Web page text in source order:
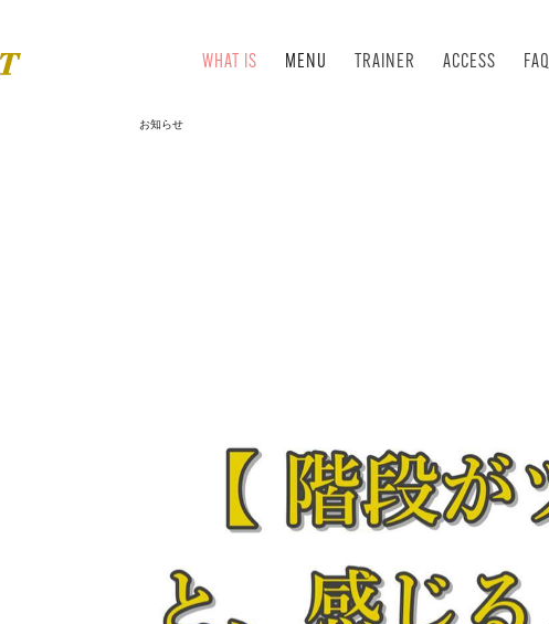
WHAT IS MENU TRAINER ACCESS FAQ
お知らせ